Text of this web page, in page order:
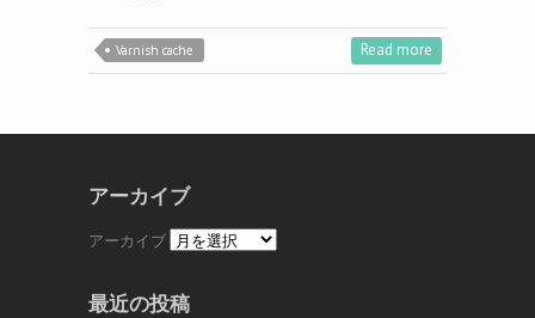
Varnish cache Read more
アーカイブ
アーカイブ
最近の投稿